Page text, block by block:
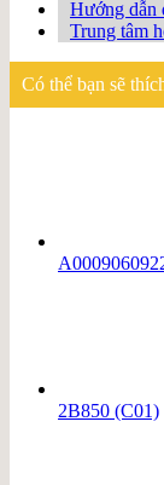
Hướng dẫn
Trung tâm
Có thể bạn sẽ
2B850 (C01)